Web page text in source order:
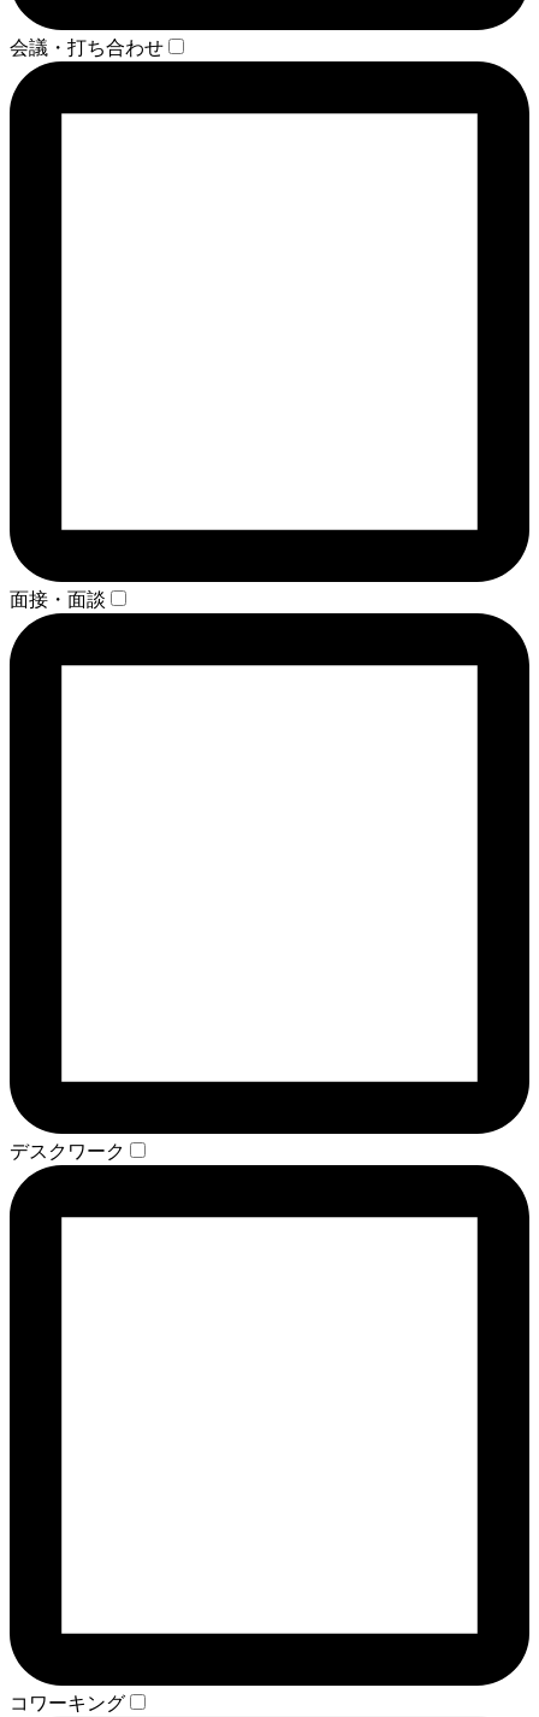
会議・打ち合わせ
面接・面談
デスクワーク
コワーキング